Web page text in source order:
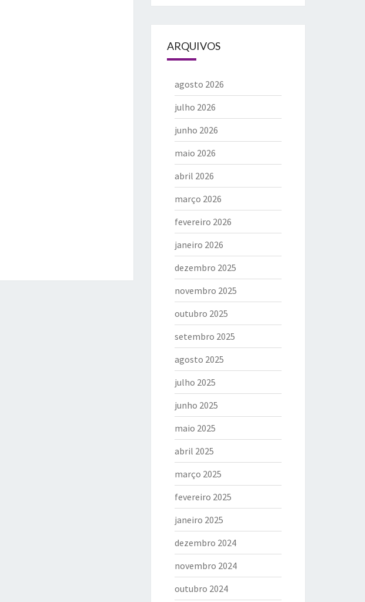
ARQUIVOS
agosto 2026
julho 2026
junho 2026
maio 2026
abril 2026
março 2026
fevereiro 2026
janeiro 2026
dezembro 2025
novembro 2025
outubro 2025
setembro 2025
agosto 2025
julho 2025
junho 2025
maio 2025
abril 2025
março 2025
fevereiro 2025
janeiro 2025
dezembro 2024
novembro 2024
outubro 2024